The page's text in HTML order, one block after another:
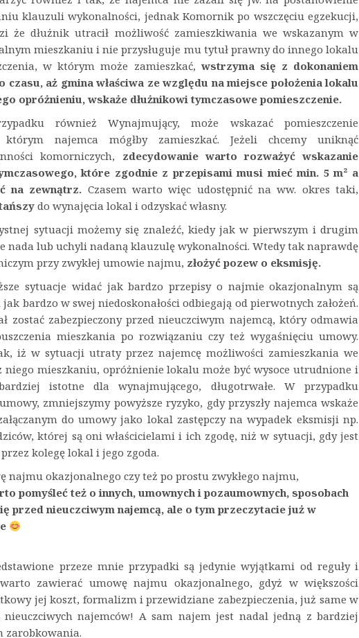
klauzuli wykonalności, jednak Komornik po wszczęciu egzekucji,
że dłużnik utracił możliwość zamieszkiwania we wskazanym w
mieszkaniu i nie przysługuje mu tytuł prawny do innego lokalu
w którym może zamieszkać, wstrzyma się z dokonaniem
czasu, aż gmina właściwa ze względu na miejsce położenia lokalu
opróżnieniu, wskaże dłużnikowi tymczasowe pomieszczenie.
również Wynajmujący, może wskazać pomieszczenie
najemca mógłby zamieszkać. Jeżeli chcemy uniknąć
komorniczych, zdecydowanie warto rozważyć wskazanie
które zgodnie z przepisami musi mieć min. 5 m² a
na zewnątrz. Czasem warto więc udostępnić na ww. okres taki,
do wynajęcia lokal i odzyskać własny.
sytuacji możemy się znaleźć, kiedy jak w pierwszym i drugim
nada lub uchyli nadaną klauzulę wykonalności. Wtedy tak naprawdę
przy zwykłej umowie najmu, złożyć pozew o eksmisję.
sytuacje widać jak bardzo przepisy o najmie okazjonalnym są
bardzo w swej niedoskonałości odbiegają od pierwotnych założeń.
zostać zabezpieczony przed nieuczciwym najemcą, który odmawia
mieszkania po rozwiązaniu czy też wygaśnięciu umowy.
iż w sytuacji utraty przez najemcę możliwości zamieszkania we
niego mieszkaniu, opróżnienie lokalu może być wysoce utrudnione i
istotne dla wynajmującego, długotrwałe. W przypadku
zmniejszymy powyższe ryzyko, gdy przyszły najemca wskaże
do umowy jako lokal zastępczy na wypadek eksmisji np.
której są oni właścicielami i ich zgodę, niż w sytuacji, gdy jest
kolegę lokal i jego zgoda.
najmu okazjonalnego czy też po prostu zwykłego najmu,
pomyśleć też o innych, umownych i pozaumownych, sposobach
przed nieuczciwym najemcą, ale o tym przeczytacie już w
przeze mnie przypadki są jedynie wyjątkami od reguły i
zawierać umowę najmu okazjonalnego, gdyż w większości
jej koszt, formalizm i przewidziane zabezpieczenia, już same w
nieuczciwych najemców! A sam najem jest nadal jedną z bardziej
zarobkowania.